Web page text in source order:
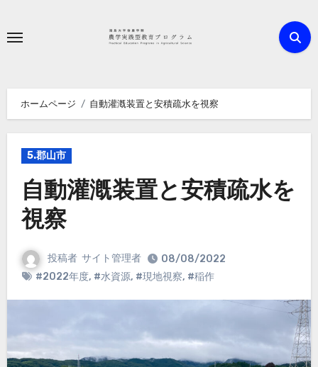
ホームページ 自動灌漑装置と安積疏水を視察
5.郡山市
自動灌漑装置と安積疏水を
視察
投稿者 サイト管理者
08/08/2022
#2022年度, #水資源, #現地視察, #稲作